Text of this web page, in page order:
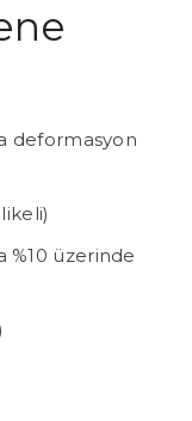
deformasyon
%10 üzerinde